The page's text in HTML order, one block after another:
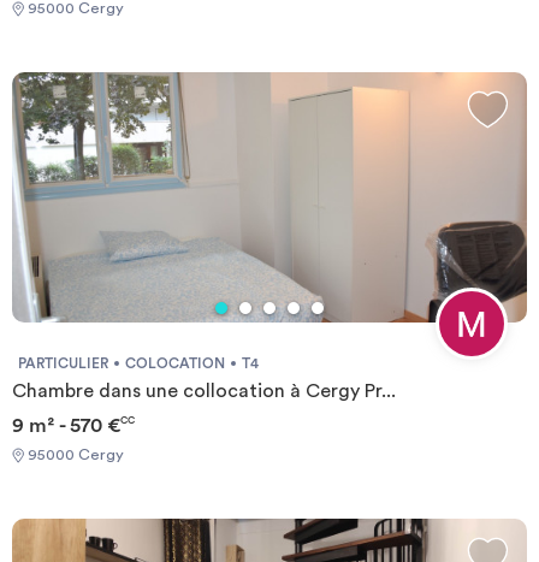
95000 Cergy
PARTICULIER COLOCATION T4
Chambre dans une collocation à Cergy Pr...
9 m² - 570 €CC
95000 Cergy